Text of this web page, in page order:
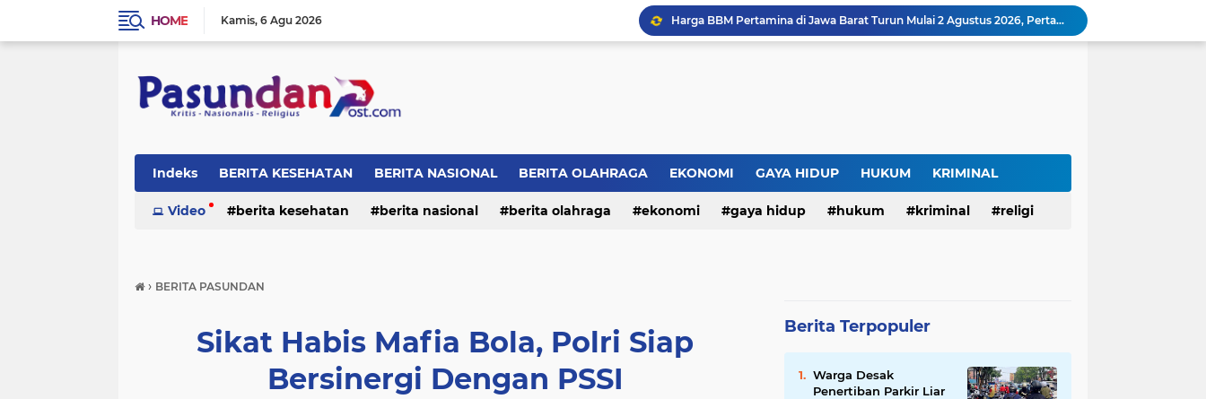
HOME Kamis 6 Agu 2026
Harga BBM Pertamina di Jawa Barat Turun Mulai 2 Agustus 2026, Pertamax Jadi Rp15.950 per Liter, Cek Daftar Harga Terbaru
SAM FARM Greenhouse Cisolok Resmi Beroperasi, Hadirkan Wisata Petik Melon Premium dan Edukasi Pertanian Modern di Sukabumi
Situ Cisuba Sukabumi, Danau Cantik dengan Panggung Terapung yang Cocok Jadi Destinasi Libur Akhir Pekan
Indeks BERITA KESEHATAN BERITA NASIONAL BERITA OLAHRAGA EKONOMI GAYA HIDUP HUKUM KRIMINAL
RELIGI
Video berita kesehatan berita nasional berita olahraga ekonomi gaya hidup hukum kriminal religi
› BERITA PASUNDAN
Sikat Habis Mafia Bola, Polri Siap
Bersinergi Dengan PSSI
Berita Terpopuler
Warga Desak
Penertiban Parkir Liar